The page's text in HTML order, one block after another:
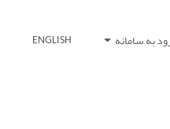
به سامانه ENGLISH